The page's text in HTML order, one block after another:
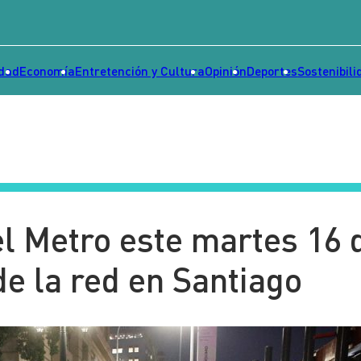
EconomíaEntretención y CulturaOpiniónDeportes
Metro este martes 16
la red en Santiago